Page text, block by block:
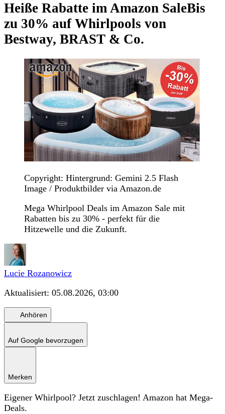
Heiße Rabatte im Amazon SaleBis
zu 30% auf Whirlpools von
Bestway, BRAST & Co.
Copyright: Hintergrund: Gemini 2.5 Flash
Image / Produktbilder via Amazon.de
Mega Whirlpool Deals im Amazon Sale mit
Rabatten bis zu 30% - perfekt für die
Hitzewelle und die Zukunft.
Lucie Rozanowicz
Aktualisiert: 05.08.2026, 03:00
Anhören
Auf Google bevorzugen
Merken
Eigener Whirlpool? Jetzt zuschlagen! Amazon hat Mega-
Deals.